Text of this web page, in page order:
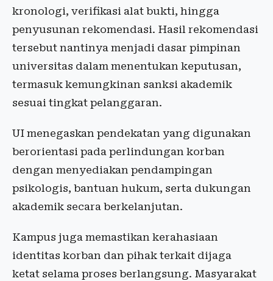
kronologi, verifikasi alat bukti, hingga
penyusunan rekomendasi. Hasil rekomendasi
tersebut nantinya menjadi dasar pimpinan
universitas dalam menentukan keputusan,
termasuk kemungkinan sanksi akademik
sesuai tingkat pelanggaran.
UI menegaskan pendekatan yang digunakan
berorientasi pada perlindungan korban
dengan menyediakan pendampingan
psikologis, bantuan hukum, serta dukungan
akademik secara berkelanjutan.
Kampus juga memastikan kerahasiaan
identitas korban dan pihak terkait dijaga
ketat selama proses berlangsung. Masyarakat